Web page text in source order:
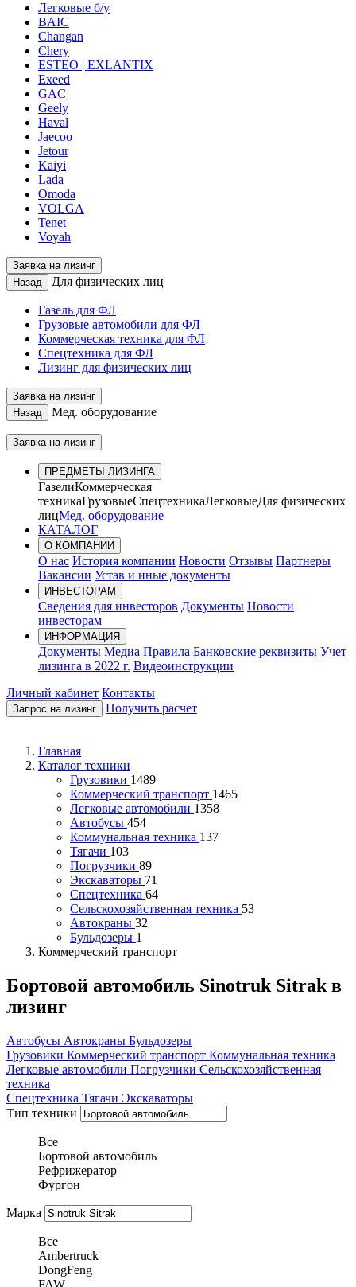
Легковые б/у
BAIC
Changan
Chery
ESTEO | EXLANTIX
Exeed
GAC
Geely
Haval
Jaecoo
Jetour
Kaiyi
Lada
Omoda
VOLGA
Tenet
Voyah
Заявка на лизинг
Назад
Для физических лиц
Газель для ФЛ
Грузовые автомобили для ФЛ
Коммерческая техника для ФЛ
Спецтехника для ФЛ
Лизинг для физических лиц
Заявка на лизинг
Назад
Мед. оборудование
Заявка на лизинг
ПРЕДМЕТЫ ЛИЗИНГА
ГазелиКоммерческая
техникаГрузовыеСпецтехникаЛегковыеДля физических
лицМед. оборудование
КАТАЛОГ
О КОМПАНИИ
О нас История компании Новости Отзывы Партнеры
Вакансии Устав и иные документы
ИНВЕСТОРАМ
Сведения для инвесторов Документы Новости
инвесторам
ИНФОРМАЦИЯ
Документы Медиа Правила Банковские реквизиты Учет
лизинга в 2022 г. Видеоинструкции
Личный кабинет Контакты
Запрос на лизинг Получить расчет
Главная
Каталог техники
Грузовики 1489
Коммерческий транспорт 1465
Легковые автомобили 1358
Автобусы 454
Коммунальная техника 137
Тягачи 103
Погрузчики 89
Экскаваторы 71
Спецтехника 64
Сельскохозяйственная техника 53
Автокраны 32
Бульдозеры 1
Коммерческий транспорт
Бортовой автомобиль Sinotruk Sitrak в
лизинг
Автобусы Автокраны Бульдозеры
Грузовики Коммерческий транспорт Коммунальная техника
Легковые автомобили Погрузчики Сельскохозяйственная
техника
Спецтехника Тягачи Экскаваторы
Тип техники
Все
Бортовой автомобиль
Рефрижератор
Фургон
Марка
Все
Ambertruck
DongFeng